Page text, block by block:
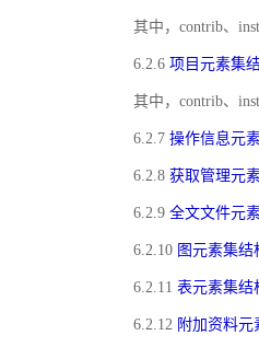
其中，contrib、
6.2.6 项目元素集
其中，contrib、
6.2.7 操作信息元
6.2.8 获取管理元
6.2.9 全文文件元
6.2.10 图元素集结
6.2.11 表元素集结
6.2.12 附加资料元